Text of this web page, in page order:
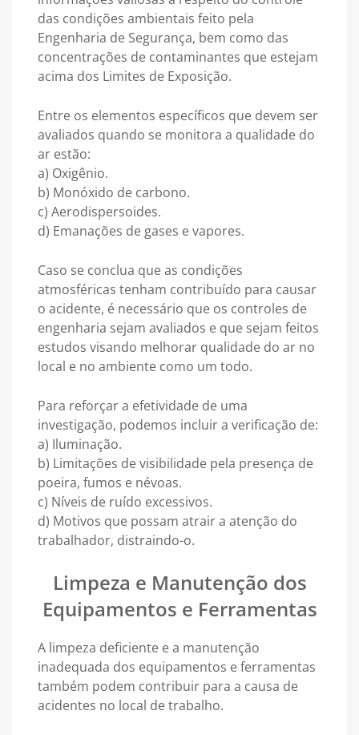
das condições ambientais feito pela
Engenharia de Segurança, bem como das
concentrações de contaminantes que estejam
acima dos Limites de Exposição.
Entre os elementos específicos que devem ser
avaliados quando se monitora a qualidade do
ar estão:
a) Oxigênio.
b) Monóxido de carbono.
c) Aerodispersoides.
d) Emanações de gases e vapores.
Caso se conclua que as condições
atmosféricas tenham contribuído para causar
o acidente, é necessário que os controles de
engenharia sejam avaliados e que sejam feitos
estudos visando melhorar qualidade do ar no
local e no ambiente como um todo.
Para reforçar a efetividade de uma
investigação, podemos incluir a verificação de:
a) Iluminação.
b) Limitações de visibilidade pela presença de
poeira, fumos e névoas.
c) Níveis de ruído excessivos.
d) Motivos que possam atrair a atenção do
trabalhador, distraindo-o.
Limpeza e Manutenção dos
Equipamentos e Ferramentas
A limpeza deficiente e a manutenção
inadequada dos equipamentos e ferramentas
também podem contribuir para a causa de
acidentes no local de trabalho.